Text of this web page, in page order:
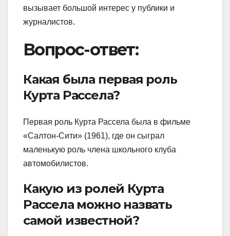
вызывает большой интерес у публики и
журналистов.
Вопрос-ответ:
Какая была первая роль
Курта Рассела?
Первая роль Курта Рассела была в фильме
«Салтон-Сити» (1961), где он сыграл
маленькую роль члена школьного клуба
автомобилистов.
Какую из ролей Курта
Рассела можно назвать
самой известной?